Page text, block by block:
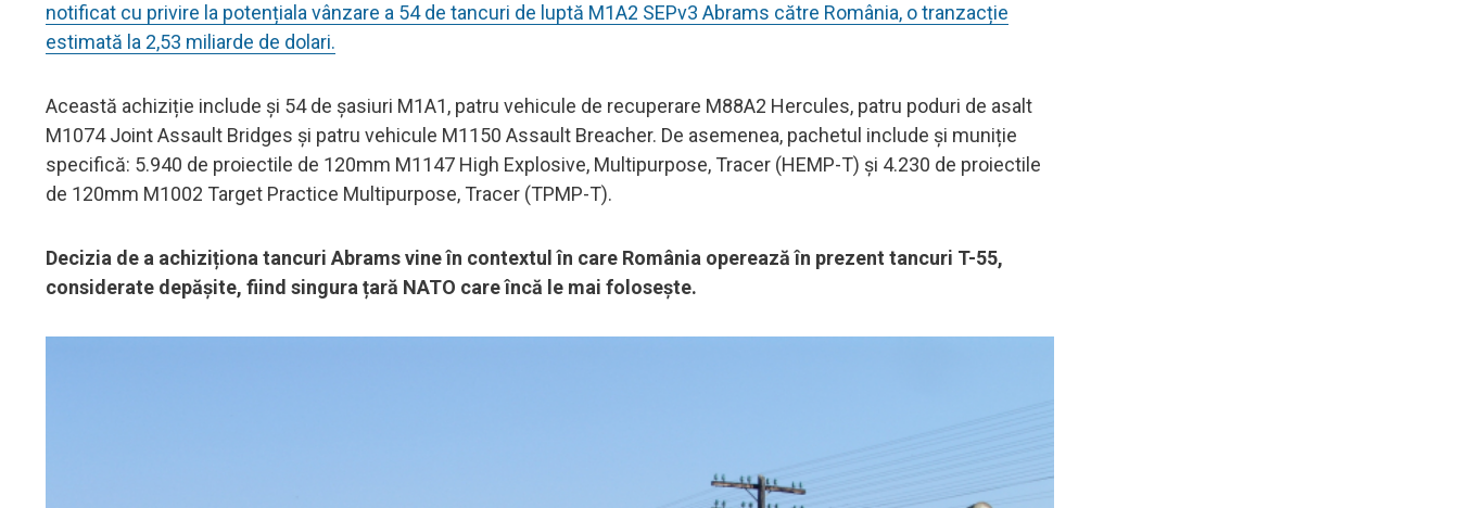
notificat cu privire la potențiala vânzare a 54 de tancuri de luptă M1A2 SEPv3 Abrams către România, o tranzacție
estimată la 2,53 miliarde de dolari.
Această achiziție include și 54 de șasiuri M1A1, patru vehicule de recuperare M88A2 Hercules, patru poduri de asalt
M1074 Joint Assault Bridges și patru vehicule M1150 Assault Breacher. De asemenea, pachetul include și muniție
specifică: 5.940 de proiectile de 120mm M1147 High Explosive, Multipurpose, Tracer (HEMP-T) și 4.230 de proiectile
de 120mm M1002 Target Practice Multipurpose, Tracer (TPMP-T).
Decizia de a achiziționa tancuri Abrams vine în contextul în care România operează în prezent tancuri T-55,
considerate depășite, fiind singura țară NATO care încă le mai folosește.